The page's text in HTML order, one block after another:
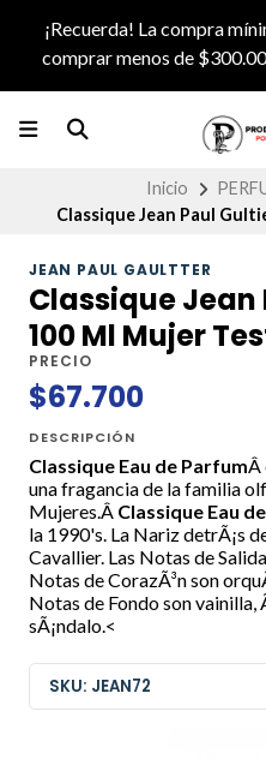
¡Recuerda! La compra
comprar menos de
Inicio
Classique Jean Paul
JEAN PAUL GAULTTER
Classique Jean
100 Ml Mujer
PRECIO
$67.700
DESCRIPCIÓN
Classique Eau de ParfumÂ
una fragancia de la familia
Mujeres.Â Classique Eau
la 1990's. La Nariz detrÃ¡s
Cavallier. Las Notas de
Notas de CorazÃ³n son
Notas de Fondo son vainilla,
sÃ¡ndalo.<
SKU: JEAN72